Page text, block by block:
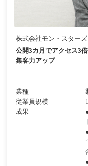
株式会社モン・スターズ
公開3カ月でアクセス3
集客力アップ
業種
従業員規模
成果